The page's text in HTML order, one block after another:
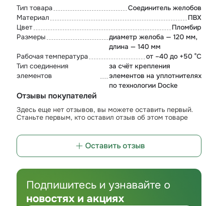
Тип товара
Соединитель желобов
Материал
ПВХ
Цвет
Пломбир
Размеры
диаметр желоба — 120 мм,
длина — 140 мм
Рабочая температура
от –40 до +50 °C
Тип соединения
элементов
за счёт крепления
элементов на уплотнителях
по технологии Docke
Отзывы покупателей
Здесь еще нет отзывов, вы можете оставить первый.
Станьте первым, кто оставил отзыв об этом товаре
Оставить отзыв
Подпишитесь и узнавайте о
новостях и акциях